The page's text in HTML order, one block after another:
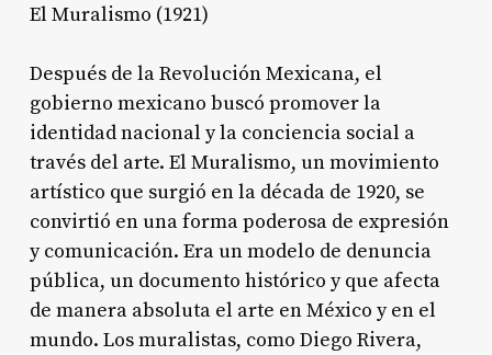
El Muralismo (1921)
Después de la Revolución Mexicana, el
gobierno mexicano buscó promover la
identidad nacional y la conciencia social a
través del arte. El Muralismo, un movimiento
artístico que surgió en la década de 1920, se
convirtió en una forma poderosa de expresión
y comunicación. Era un modelo de denuncia
pública, un documento histórico y que afecta
de manera absoluta el arte en México y en el
mundo. Los muralistas, como Diego Rivera,